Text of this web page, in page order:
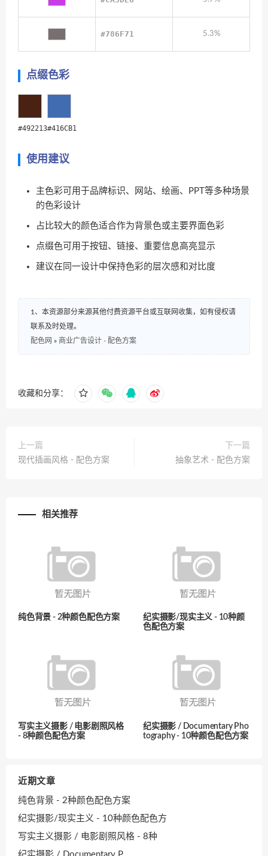
#786F71 5.3%
点缀色彩
#492213#416CB1
使用建议
主色彩可用于品牌标识、网站、绘画、PPT等多种场景
的色彩设计
占比较大的颜色适合作为背景色或主要界面色彩
点缀色可用于按钮、链接、重要信息高亮显示
建议在同一设计中保持色彩的层次感和对比度
1、本资源部分来源其他付费资源平台或互联网收集，如有侵权请
联系及时处理。
配色网 » 商业广告设计 - 配色方案
收藏和分享：
上一篇
现代插画风格 - 配色方案
下一篇
抽象艺术 - 配色方案
相关推荐
纯色背景 - 2种颜色配色方案
纪实摄影/现实主义 - 10种颜
色配色方案
写实主义摄影 / 电影剧照风格
- 8种颜色配色方案
纪实摄影 / Documentary Pho
tography - 10种颜色配色方案
近期文章
纯色背景 - 2种颜色配色方案
纪实摄影/现实主义 - 10种颜色配色方
写实主义摄影 / 电影剧照风格 - 8种